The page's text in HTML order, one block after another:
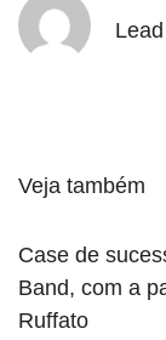
Veja também
Case de
Band, com a
Ruffato